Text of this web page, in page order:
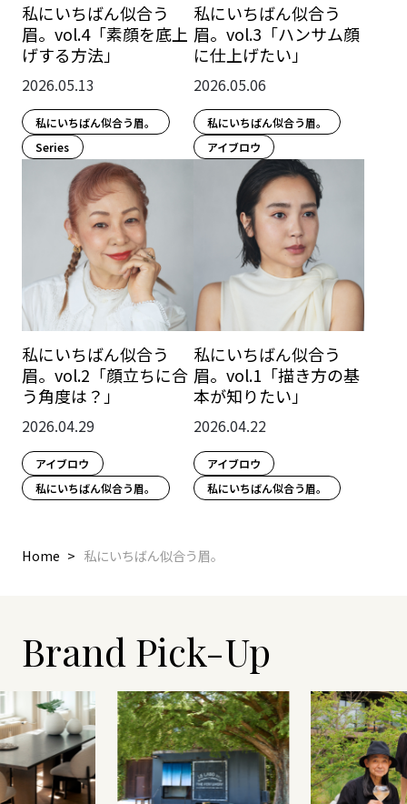
私にいちばん似合う
眉。vol.4「素顔を底上
げする方法」
2026.05.13
私にいちばん似合う眉。
Series
私にいちばん似合う
眉。vol.3「ハンサム顔
に仕上げたい」
2026.05.06
私にいちばん似合う眉。
アイブロウ
私にいちばん似合う
眉。vol.2「顔立ちに合
う角度は？」
2026.04.29
アイブロウ
私にいちばん似合う眉。
私にいちばん似合う
眉。vol.1「描き方の基
本が知りたい」
2026.04.22
アイブロウ
私にいちばん似合う眉。
Home 私にいちばん似合う眉。
Brand Pick-Up